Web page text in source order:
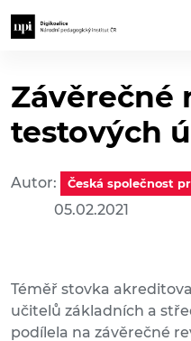
Závěrečné
testových
Autor: Česká společnost
05.02.2021
Téměř stovka
učitelů základních a
podílela na závěrečné